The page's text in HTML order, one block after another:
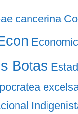
cancerina
Botas